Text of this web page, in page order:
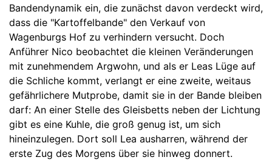
Bandendynamik ein, die zunächst davon verdeckt wird,
dass die "Kartoffelbande" den Verkauf von
Wagenburgs Hof zu verhindern versucht. Doch
Anführer Nico beobachtet die kleinen Veränderungen
mit zunehmendem Argwohn, und als er Leas Lüge auf
die Schliche kommt, verlangt er eine zweite, weitaus
gefährlichere Mutprobe, damit sie in der Bande bleiben
darf: An einer Stelle des Gleisbetts neben der Lichtung
gibt es eine Kuhle, die groß genug ist, um sich
hineinzulegen. Dort soll Lea ausharren, während der
erste Zug des Morgens über sie hinweg donnert.